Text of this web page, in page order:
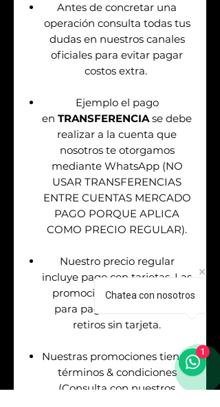
Antes de concretar una
operación consulta todas tus
dudas en nuestros canales
oficiales para evitar pagar
costos extra.
Ejemplo el pago
en TRANSFERENCIAse debe
realizar a la cuenta que
nosotros te otorgamos
mediante WhatsApp (NO
USAR TRANSFERENCIAS
ENTRE CUENTAS MERCADO
PAGO PORQUE APLICA
COMO PRECIO REGULAR).
Nuestro precio regular
incluye pago con tarjetas. Las
promociones aplican solo
para pagos en efectivo &
retiros sin tarjeta.
Nuestras promociones tienen
términos & condiciones
(Consulta con nuestros
Chatea con nosotros
1